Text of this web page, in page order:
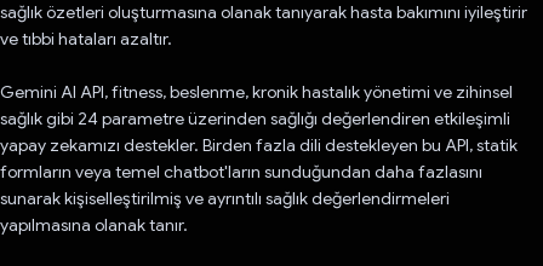
sağlık özetleri oluşturmasına olanak tanıyarak hasta bakımını iyileştirir
ve tıbbi hataları azaltır.
Gemini AI API, fitness, beslenme, kronik hastalık yönetimi ve zihinsel
sağlık gibi 24 parametre üzerinden sağlığı değerlendiren etkileşimli
yapay zekamızı destekler. Birden fazla dili destekleyen bu API, statik
formların veya temel chatbot'ların sunduğundan daha fazlasını
sunarak kişiselleştirilmiş ve ayrıntılı sağlık değerlendirmeleri
yapılmasına olanak tanır.